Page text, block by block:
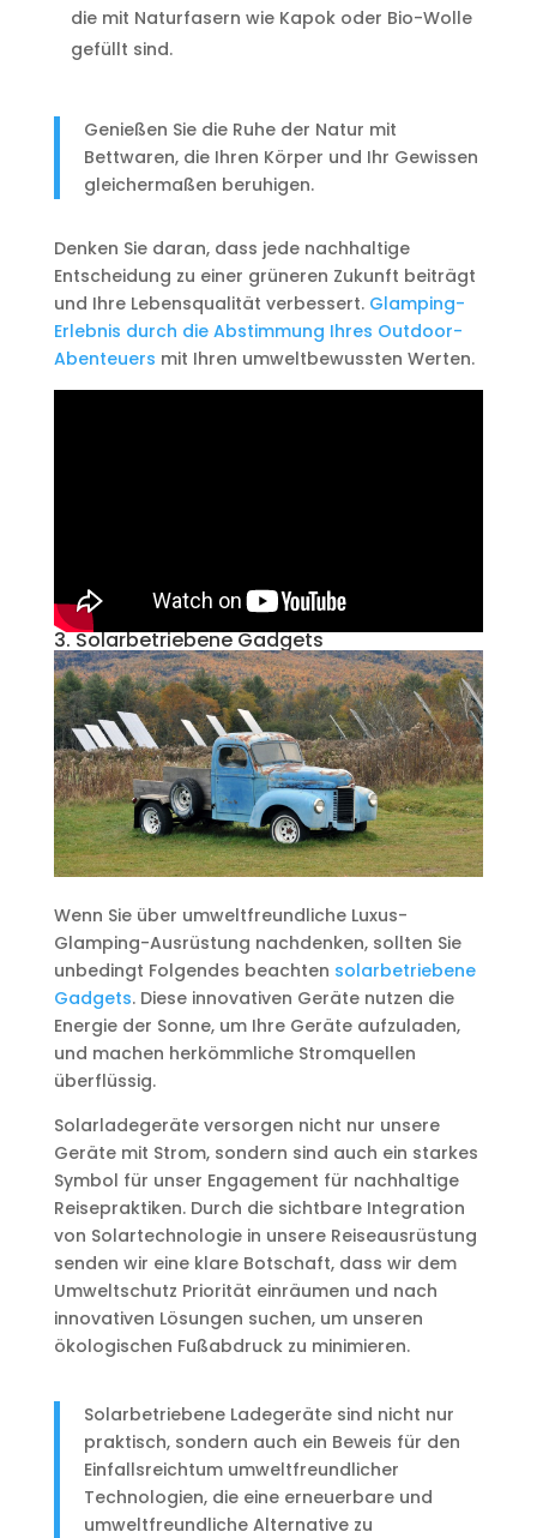
die mit Naturfasern wie Kapok oder Bio-Wolle
gefüllt sind.
Genießen Sie die Ruhe der Natur mit
Bettwaren, die Ihren Körper und Ihr Gewissen
gleichermaßen beruhigen.
Denken Sie daran, dass jede nachhaltige
Entscheidung zu einer grüneren Zukunft beiträgt
und Ihre Lebensqualität verbessert. Glamping-
Erlebnis durch die Abstimmung Ihres Outdoor-
Abenteuers mit Ihren umweltbewussten Werten.
3. Solarbetriebene Gadgets
Wenn Sie über umweltfreundliche Luxus-
Glamping-Ausrüstung nachdenken, sollten Sie
unbedingt Folgendes beachten solarbetriebene
Gadgets. Diese innovativen Geräte nutzen die
Energie der Sonne, um Ihre Geräte aufzuladen,
und machen herkömmliche Stromquellen
überflüssig.
Solarladegeräte versorgen nicht nur unsere
Geräte mit Strom, sondern sind auch ein starkes
Symbol für unser Engagement für nachhaltige
Reisepraktiken. Durch die sichtbare Integration
von Solartechnologie in unsere Reiseausrüstung
senden wir eine klare Botschaft, dass wir dem
Umweltschutz Priorität einräumen und nach
innovativen Lösungen suchen, um unseren
ökologischen Fußabdruck zu minimieren.
Solarbetriebene Ladegeräte sind nicht nur
praktisch, sondern auch ein Beweis für den
Einfallsreichtum umweltfreundlicher
Technologien, die eine erneuerbare und
umweltfreundliche Alternative zu